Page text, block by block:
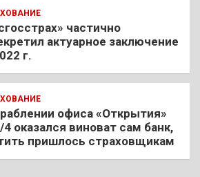
частично
актуарное заключение
г.
офиса «Открытия»
4 оказался виноват сам банк,
пришлось страховщикам